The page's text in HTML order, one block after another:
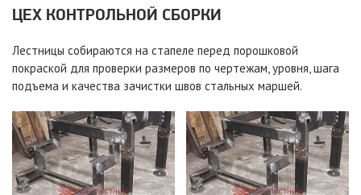
ЦЕХ КОНТРОЛЬНОЙ СБОРКИ
Лестницы собираются на стапеле перед порошковой
покраской для проверки размеров по чертежам, уровня, шага
подъема и качества зачистки швов стальных маршей.